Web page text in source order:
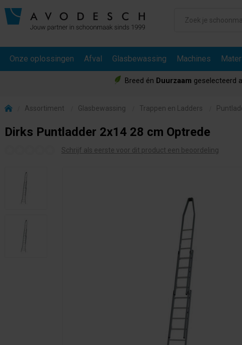
Onze oplossingen Afval Glasbewassing Machines
Breed én Duurzaam geselecteerd
Assortiment Glasbewassing Trappen en Ladders
Dirks Puntladder 2x14 28 cm Optrede
Schrijf als eerste voor dit product een beoordeling